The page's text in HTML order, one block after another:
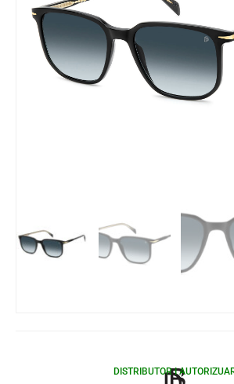
DISTRIBUTOR I